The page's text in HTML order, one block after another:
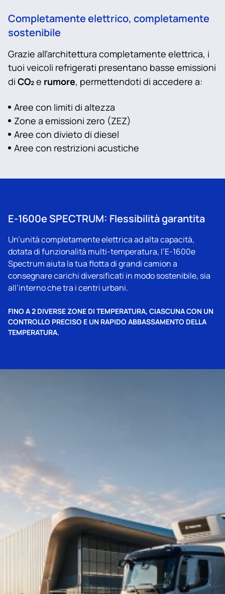
Completamente elettrico, completamente
sostenibile
Grazie all’architettura completamente elettrica, i
tuoi veicoli refrigerati presentano basse emissioni
di CO₂e rumore, permettendoti di accedere a:
Aree con limiti di altezza
Zone a emissioni zero (ZEZ)
Aree con divieto di diesel
Aree con restrizioni acustiche
E‑1600e SPECTRUM: Flessibilità garantita
Un’unità completamente elettrica ad alta capacità,
dotata di funzionalità multi‑temperatura, l’E‑1600e
Spectrum aiuta la tua flotta di grandi camion a
consegnare carichi diversificati in modo sostenibile, sia
all’interno che tra i centri urbani.
FINO A 2 DIVERSE ZONE DI TEMPERATURA, CIASCUNA CON UN
CONTROLLO PRECISO E UN RAPIDO ABBASSAMENTO DELLA
TEMPERATURA.